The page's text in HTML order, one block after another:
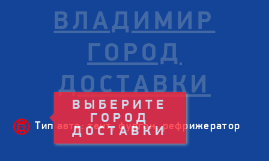
ВЛАДИМИР
ГОРОД
ДОСТАВКИ
ВЫБЕРИТЕ
ГОРОД
ДОСТАВКИ
Тип авто: тент, фургон, рефрижератор